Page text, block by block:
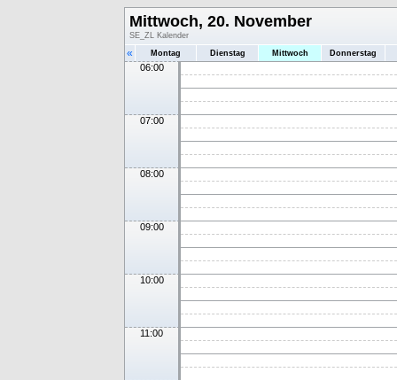
Mittwoch, 20. November
SE_ZL Kalender
« Montag Dienstag Mittwoch Donnerstag
06:00
07:00
08:00
09:00
10:00
11:00